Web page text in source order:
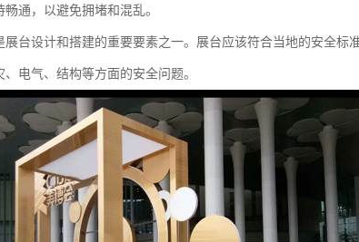
畅通，以避免拥堵和混乱。
展台设计和搭建的重要要素之一。展台应该符合当地的安全
、电气、结构等方面的安全问题。